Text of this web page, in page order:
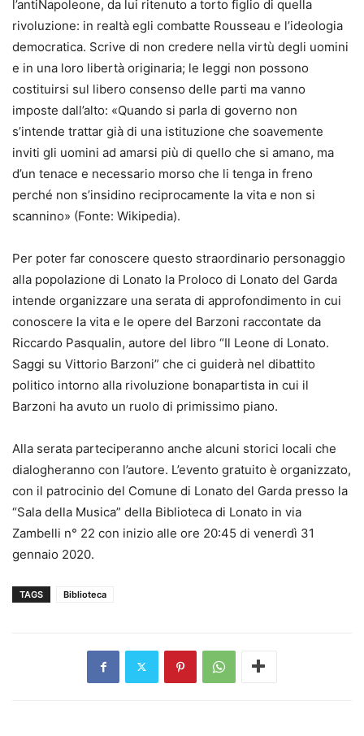
l’antiNapoleone, da lui ritenuto a torto figlio di quella
rivoluzione: in realtà egli combatte Rousseau e l’ideologia
democratica. Scrive di non credere nella virtù degli uomini
e in una loro libertà originaria; le leggi non possono
costituirsi sul libero consenso delle parti ma vanno
imposte dall’alto: «Quando si parla di governo non
s’intende trattar già di una istituzione che soavemente
inviti gli uomini ad amarsi più di quello che si amano, ma
d’un tenace e necessario morso che li tenga in freno
perché non s’insidino reciprocamente la vita e non si
scannino» (Fonte: Wikipedia).
Per poter far conoscere questo straordinario personaggio
alla popolazione di Lonato la Proloco di Lonato del Garda
intende organizzare una serata di approfondimento in cui
conoscere la vita e le opere del Barzoni raccontate da
Riccardo Pasqualin, autore del libro “Il Leone di Lonato.
Saggi su Vittorio Barzoni” che ci guiderà nel dibattito
politico intorno alla rivoluzione bonapartista in cui il
Barzoni ha avuto un ruolo di primissimo piano.
Alla serata parteciperanno anche alcuni storici locali che
dialogheranno con l’autore. L’evento gratuito è organizzato,
con il patrocinio del Comune di Lonato del Garda presso la
“Sala della Musica” della Biblioteca di Lonato in via
Zambelli n° 22 con inizio alle ore 20:45 di venerdì 31
gennaio 2020.
TAGS Biblioteca